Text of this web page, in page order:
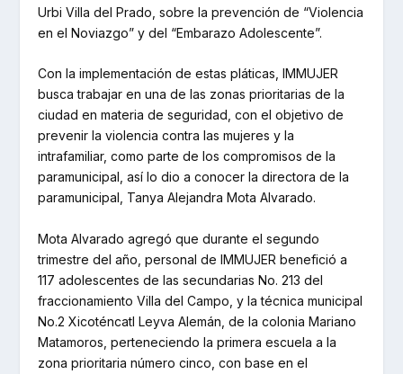
Urbi Villa del Prado, sobre la prevención de “Violencia
en el Noviazgo” y del “Embarazo Adolescente”.
Con la implementación de estas pláticas, IMMUJER
busca trabajar en una de las zonas prioritarias de la
ciudad en materia de seguridad, con el objetivo de
prevenir la violencia contra las mujeres y la
intrafamiliar, como parte de los compromisos de la
paramunicipal, así lo dio a conocer la directora de la
paramunicipal, Tanya Alejandra Mota Alvarado.
Mota Alvarado agregó que durante el segundo
trimestre del año, personal de IMMUJER benefició a
117 adolescentes de las secundarias No. 213 del
fraccionamiento Villa del Campo, y la técnica municipal
No.2 Xicoténcatl Leyva Alemán, de la colonia Mariano
Matamoros, perteneciendo la primera escuela a la
zona prioritaria número cinco, con base en el